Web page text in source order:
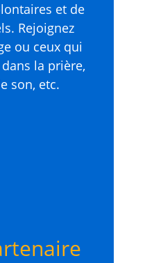
et de
Rejoignez
ou ceux qui
la prière,
son, etc.